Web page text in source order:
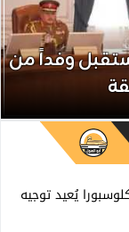
وفداً من
يُعيد توجيه